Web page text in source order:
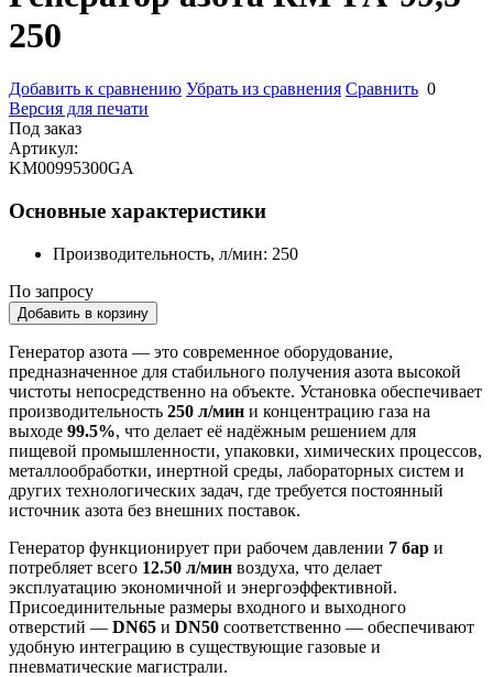
250
Добавить к сравнению Убрать из сравнения Сравнить 0
Версия для печати
Под заказ
Артикул:
KM00995300GA
Основные характеристики
Производительность, л/мин: 250
По запросу
Добавить в корзину
Генератор азота — это современное оборудование,
предназначенное для стабильного получения азота высокой
чистоты непосредственно на объекте. Установка обеспечивает
производительность 250 л/мин и концентрацию газа на
выходе 99.5%, что делает её надёжным решением для
пищевой промышленности, упаковки, химических процессов,
металлообработки, инертной среды, лабораторных систем и
других технологических задач, где требуется постоянный
источник азота без внешних поставок.
Генератор функционирует при рабочем давлении 7 бар и
потребляет всего 12.50 л/мин воздуха, что делает
эксплуатацию экономичной и энергоэффективной.
Присоединительные размеры входного и выходного
отверстий — DN65 и DN50 соответственно — обеспечивают
удобную интеграцию в существующие газовые и
пневматические магистрали.